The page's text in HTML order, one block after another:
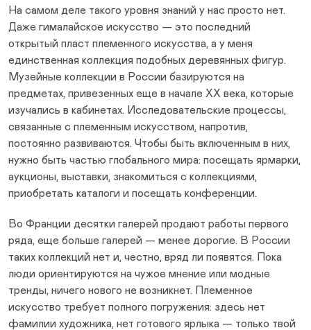
На самом деле такого уровня знаний у нас просто нет.
Даже гималайское искусство — это последний
открытый пласт племенного искусства, а у меня
единственная коллекция подобных деревянных фигур.
Музейные коллекции в России базируются на
предметах, привезенных еще в начале XX века, которые
изучались в кабинетах. Исследовательские процессы,
связанные с племенным искусством, напротив,
постоянно развиваются. Чтобы быть включенным в них,
нужно быть частью глобального мира: посещать ярмарки,
аукционы, выставки, знакомиться с коллекциями,
приобретать каталоги и посещать конференции.
Во Франции десятки галерей продают работы первого
ряда, еще больше галерей — менее дорогие. В России
таких коллекций нет и, честно, вряд ли появятся. Пока
люди ориентируются на чужое мнение или модные
тренды, ничего нового не возникнет. Племенное
искусство требует полного погружения: здесь нет
фамилии художника, нет готового ярлыка — только твой